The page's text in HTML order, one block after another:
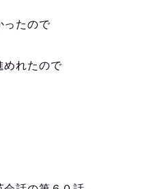
ったので
めれたので